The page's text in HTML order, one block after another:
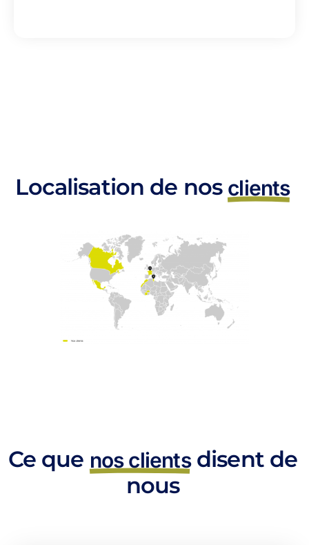
Localisation de nos clients
Ce que nos clientsdisent de
nous